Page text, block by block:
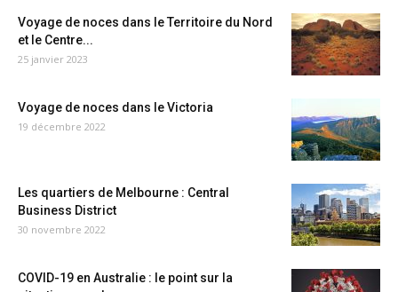
Voyage de noces dans le Territoire du Nord
et le Centre...
25 janvier 2023
Voyage de noces dans le Victoria
19 décembre 2022
Les quartiers de Melbourne : Central
Business District
30 novembre 2022
COVID-19 en Australie : le point sur la